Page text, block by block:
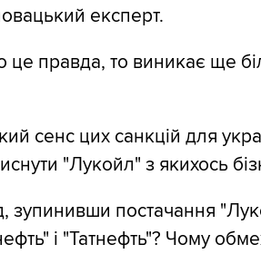
експерт.
це правда, то виникає ще
сенс цих санкцій для
"Лукойл" з якихось
зупинивши постачання
і "Татнефть"? Чому